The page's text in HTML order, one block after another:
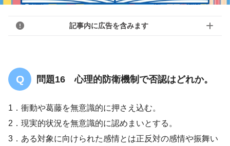
記事内に広告を含みます
問題16 心理的防衛機制で否認はどれか。
1．衝動や葛藤を無意識的に押さえ込む。
2．現実的状況を無意識的に認めまいとする。
3．ある対象に向けられた感情とは正反対の感情や振舞い